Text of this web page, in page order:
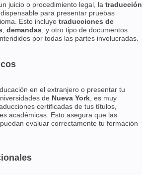
juicio o procedimiento legal, la traducción
para presentar pruebas
Esto incluye traducciones de
, demandas, y otro tipo de documentos
por todas las partes involucradas.
en el extranjero o presentar tu
de Nueva York, es muy
certificadas de tus títulos,
académicas. Esto asegura que las
evaluar correctamente tu formación